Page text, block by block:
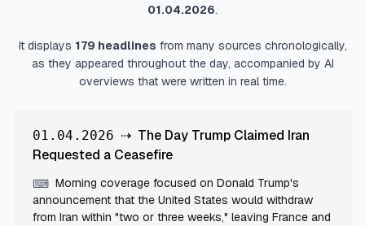
01.04.2026.
It displays 179 headlines from many sources chronologically,
as they appeared throughout the day, accompanied by AI
overviews that were written in real time.
01.04.2026 ⇢ The Day Trump Claimed Iran
Requested a Ceasefire
⌨ Morning coverage focused on Donald Trump's
announcement that the United States would withdraw
from Iran within "two or three weeks," leaving France and